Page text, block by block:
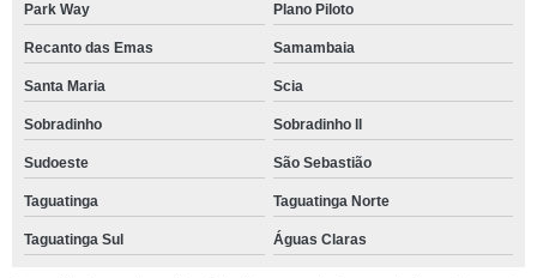
Park Way Plano Piloto
Recanto das Emas Samambaia
Santa Maria Scia
Sobradinho Sobradinho ll
Sudoeste São Sebastião
Taguatinga Taguatinga Norte
Taguatinga Sul Águas Claras